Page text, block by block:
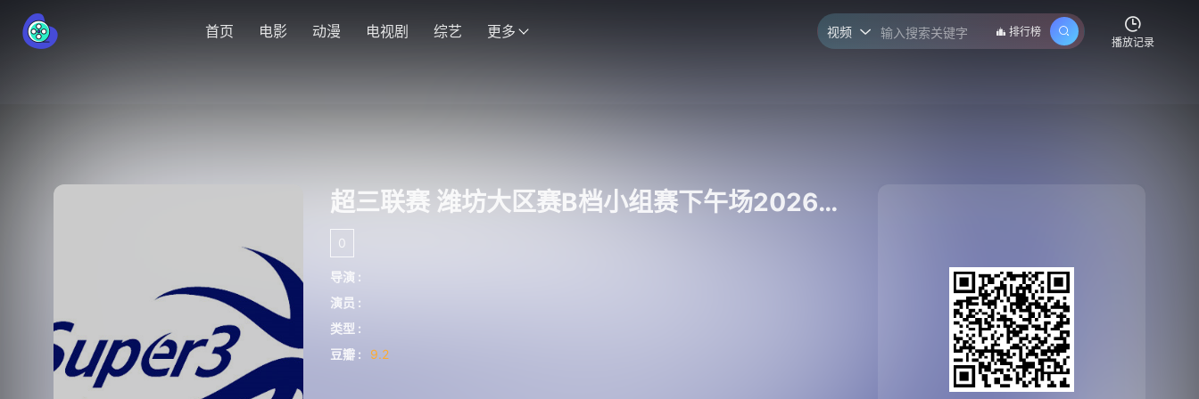
首页 电影 动漫 电视剧 综艺 更多 视频 
排行榜
播放记录
超三联赛 潍坊大区赛B档小组赛下午场20260529
0
导演 :
演员 :
类型 :
豆瓣 :
9.2